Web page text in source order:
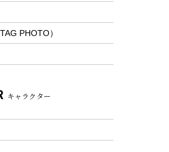
リー
PHOTO）
キャラクター